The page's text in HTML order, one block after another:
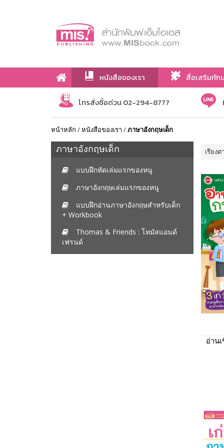
หนังสือของเรา
สื่อเสริมทัก
เกี่ยวกับเรา
โทรสั่งซื้อด่วน 02-294-8777
หน้าหลัก /หนังสือของเรา /ภาษาอังกฤษเด็ก
ภาษาอังกฤษเด็ก
แบบฝึกหัดเล่มแรกของหนู
ภาษาอังกฤษเล่มแรกของหนู
แบบฝึกอ่านภาษาอังกฤษสำหรับเด็ก
+ Workbook
Thomas & Friends : โทมัสแอนด์
เฟรนด์
เรียง
อ่าน